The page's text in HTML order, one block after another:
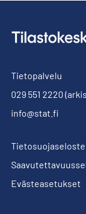
Tietopalvelu
029 551 2220
info@stat.fi
Tietosuojaseloste
Evästeasetukset